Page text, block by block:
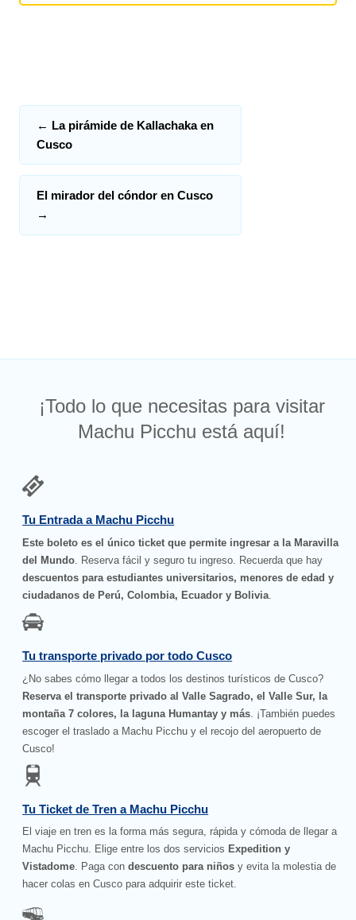
← La pirámide de Kallachaka en
Cusco
El mirador del cóndor en Cusco
→
¡Todo lo que necesitas para visitar
Machu Picchu está aquí!
Tu Entrada a Machu Picchu
Este boleto es el único ticket que permite ingresar a la Maravilla
del Mundo . Reserva fácil y seguro tu ingreso. Recuerda que hay
descuentos para estudiantes universitarios, menores de edad y
ciudadanos de Perú, Colombia, Ecuador y Bolivia
Tu transporte privado por todo Cusco
¿No sabes cómo llegar a todos los destinos turísticos de Cusco?
Reserva el transporte privado al Valle Sagrado, el Valle Sur, la
montaña 7 colores, la laguna Humantay y más . ¡También puedes
escoger el traslado a Machu Picchu y el recojo del aeropuerto de
Cusco!
Tu Ticket de Tren a Machu Picchu
El viaje en tren es la forma más segura, rápida y cómoda de llegar a
Machu Picchu. Elige entre los dos servicios Expedition y
Vistadome. Paga condescuento para niños y evita la molestia de
hacer colas en Cusco para adquirir este ticket.